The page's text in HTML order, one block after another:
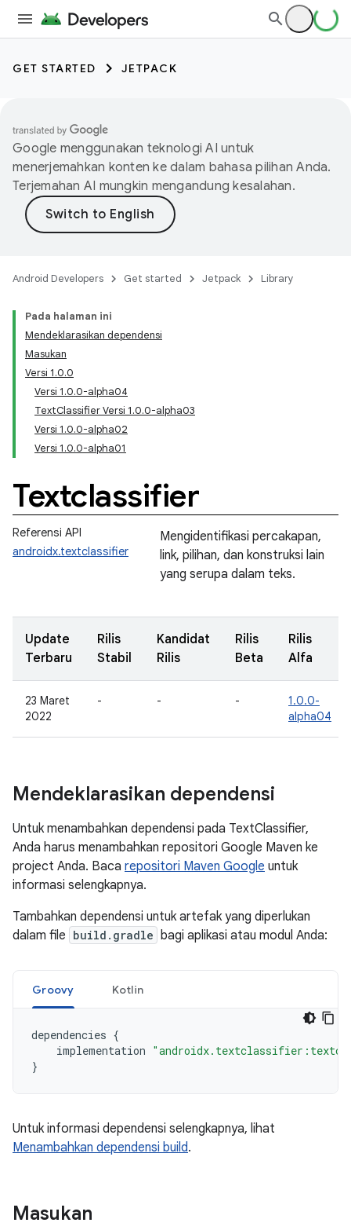
GET STARTED JETPACK
Google menggunakan teknologi AI untuk
menerjemahkan konten ke dalam bahasa pilihan Anda.
Terjemahan AI mungkin mengandung kesalahan.
Android Developers Get started Jetpack Library
Pada halaman ini
Mendeklarasikan dependensi
Masukan
Versi 1.0.0
Versi 1.0.0-alpha04
TextClassifier Versi 1.0.0-alpha03
Versi 1.0.0-alpha02
Versi 1.0.0-alpha01
Textclassifier
Referensi API
androidx.textclassifier
Mengidentifikasi percakapan,
link, pilihan, dan konstruksi lain
yang serupa dalam teks.
Update
Terbaru
Rilis
Stabil
Kandidat
Rilis
Rilis
Beta
Rilis
Alfa
23 Maret
2022
- - -
1.0.0-
alpha04
Mendeklarasikan dependensi
Untuk menambahkan dependensi pada TextClassifier,
Anda harus menambahkan repositori Google Maven ke
project Anda. Baca repositori Maven Google untuk
informasi selengkapnya.
Tambahkan dependensi untuk artefak yang diperlukan
dalam file build.gradle bagi aplikasi atau modul Anda:
Groovy Kotlin
dependencies {
implementation
}
Untuk informasi dependensi selengkapnya, lihat
Menambahkan dependensi build.
Masukan